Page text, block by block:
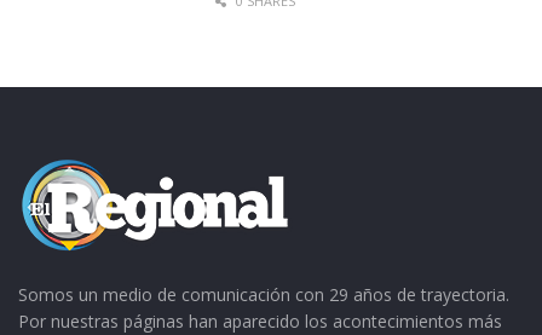
Somos un medio de comunicación con 29 años de trayectoria.
Por nuestras páginas han aparecido los acontecimientos más